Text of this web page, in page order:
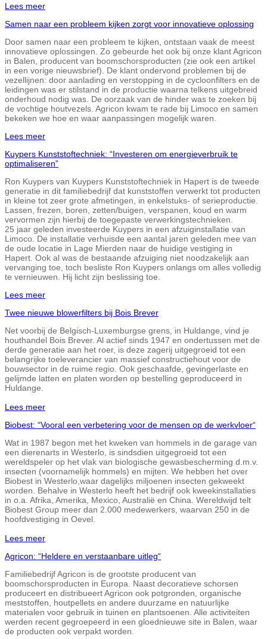
Lees meer
Samen naar een probleem kijken zorgt voor innovatieve oplossing
Door samen naar een probleem te kijken, ontstaan vaak de meest
innovatieve oplossingen. Zo gebeurde het ook bij onze klant Agricon
in Balen, producent van boomschorsproducten (zie ook een artikel
in een vorige nieuwsbrief). De klant ondervond problemen bij de
vezellijnen: door aanlading en verstopping in de cycloonfilters en de
leidingen was er stilstand in de productie waarna telkens uitgebreid
onderhoud nodig was. De oorzaak van de hinder was te zoeken bij
de vochtige houtvezels. Agricon kwam te rade bij Limoco en samen
bekeken we hoe en waar aanpassingen mogelijk waren.
Lees meer
Kuypers Kunststoftechniek: “Investeren om energieverbruik te
optimaliseren”
Ron Kuypers van Kuypers Kunststoftechniek in Hapert is de tweede
generatie in dit familiebedrijf dat kunststoffen verwerkt tot producten
in kleine tot zeer grote afmetingen, in enkelstuks- of serieproductie.
Lassen, frezen, boren, zetten/buigen, verspanen, koud en warm
vervormen zijn hierbij de toegepaste verwerkingstechnieken.
25 jaar geleden investeerde Kuypers in een afzuiginstallatie van
Limoco. De installatie verhuisde een aantal jaren geleden mee van
de oude locatie in Lage Mierden naar de huidige vestiging in
Hapert. Ook al was de bestaande afzuiging niet noodzakelijk aan
vervanging toe, toch besliste Ron Kuypers onlangs om alles volledig
te vernieuwen. Hij licht zijn beslissing toe.
Lees meer
Twee nieuwe blowerfilters bij Bois Brever
Net voorbij de Belgisch-Luxemburgse grens, in Huldange, vind je
houthandel Bois Brever. Al actief sinds 1947 en ondertussen met de
derde generatie aan het roer, is deze zagerij uitgegroeid tot een
belangrijke toeleverancier van massief constructiehout voor de
bouwsector in de ruime regio. Ook geschaafde, gevingerlaste en
gelijmde latten en platen worden op bestelling geproduceerd in
Huldange.
Lees meer
Biobest: “Vooral een verbetering voor de mensen op de werkvloer“
Wat in 1987 begon met het kweken van hommels in de garage van
een dierenarts in Westerlo, is sindsdien uitgegroeid tot een
wereldspeler op het vlak van biologische gewasbescherming d.m.v.
insecten (voornamelijk hommels) en mijten. We hebben het over
Biobest in Westerlo,waar dagelijks miljoenen insecten gekweekt
worden. Behalve in Westerlo heeft het bedrijf ook kweekinstallaties
in o.a. Afrika, Amerika, Mexico, Australië en China. Wereldwijd telt
Biobest Group meer dan 2.000 medewerkers, waarvan 250 in de
hoofdvestiging in Oevel.
Lees meer
Agricon: “Heldere en verstaanbare uitleg“
Familiebedrijf Agricon is de grootste producent van
boomschorsproducten in Europa. Naast decoratieve schorsen
produceert en distribueert Agricon ook potgronden, organische
meststoffen, houtpellets en andere duurzame en natuurlijke
materialen voor gebruik in tuinen en plantsoenen. Alle activiteiten
werden recent gegroepeerd in een gloednieuwe site in Balen, waar
de producten ook verpakt worden.